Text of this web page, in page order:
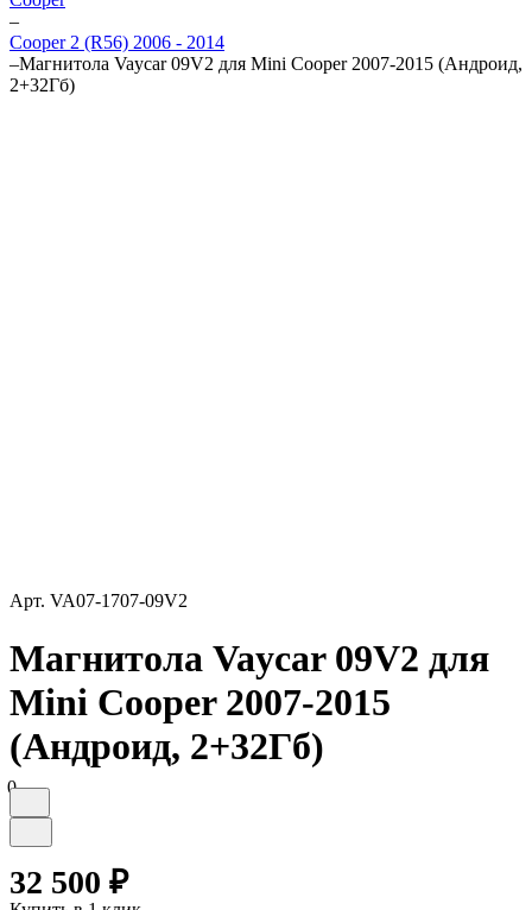
–
Cooper 2 (R56) 2006 - 2014
–Магнитола Vaycar 09V2 для Mini Cooper 2007-2015 (Андроид,
2+32Гб)
Арт. VA07-1707-09V2
Магнитола Vaycar 09V2 для
Mini Cooper 2007-2015
(Андроид, 2+32Гб)
0
32 500 ₽